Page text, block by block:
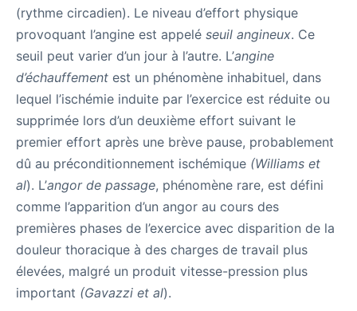
(rythme circadien). Le niveau d’effort physique
provoquant l’angine est appelé seuil angineux. Ce
seuil peut varier d’un jour à l’autre. L’angine
d’échauffement est un phénomène inhabituel, dans
lequel l’ischémie induite par l’exercice est réduite ou
supprimée lors d’un deuxième effort suivant le
premier effort après une brève pause, probablement
dû au préconditionnement ischémique (Williams et
al). L’angor de passage, phénomène rare, est défini
comme l’apparition d’un angor au cours des
premières phases de l’exercice avec disparition de la
douleur thoracique à des charges de travail plus
élevées, malgré un produit vitesse-pression plus
important (Gavazzi et al).